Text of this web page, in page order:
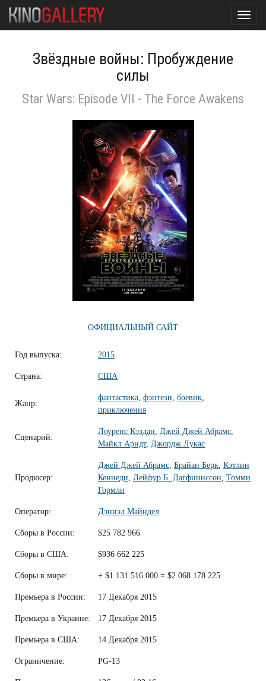
Звёздные войны: Пробуждение
силы
Star Wars: Episode VII - The Force Awakens
ОФИЦИАЛЬНЫЙ САЙТ
Год выпуска: 2015
Страна: США
Жанр:
фантастика фэнтези боевик
приключения
Сценарий:
Лоуренс Кэздан Джей Джей Абрамс
Майкл Арндт, Джордж Лукас
Продюсер:
Джей Джей Абрамс Брайан Берк Кэтлин
Кеннеди Лейфур Б. Дагфиннссон Томми
Гормли
Оператор: Дэниэл Майндел
Сборы в России: $25 782 966
Сборы в США: $936 662 225
Сборы в мире: + $1 131 516 000 = $2 068 178 225
Премьера в России: 17 Декабря 2015
Премьера в Украине: 17 Декабря 2015
Премьера в США: 14 Декабря 2015
Ограничение: PG-13